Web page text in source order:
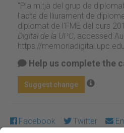
“Pla mitjà del grup de
l'acte de lliurament de
diplomat de l'FME del curs
Digital de la UPC, accessed
https://
Help us complete the
Suggest change
Facebook Twitter